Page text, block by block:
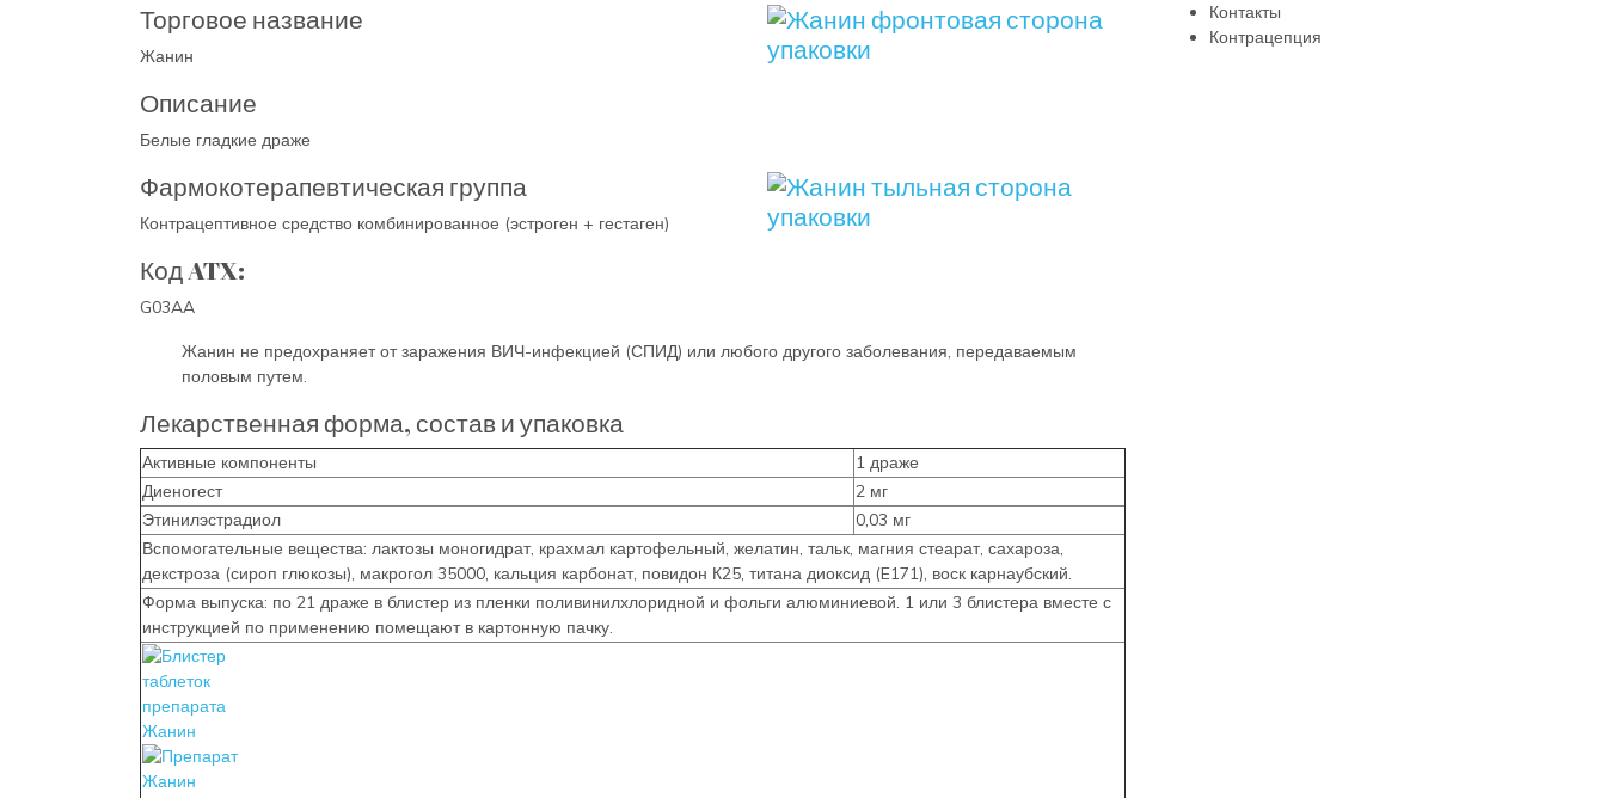
Торговое название
Жанин
Описание
Белые гладкие драже
Фармокотерапевтическая группа
Контрацептивное средство комбинированное (эстроген + гестаген)
Код ATX:
G03AA
Жанин не предохраняет от заражения ВИЧ-инфекцией (СПИД) или любого другого заболевания, передаваемым
половым путем.
Лекарственная форма, состав и упаковка
Активные компоненты
1 драже
Диеногест
2 мг
Этинилэстрадиол
0,03 мг
Вспомогательные вещества: лактозы моногидрат, крахмал картофельный, желатин, тальк, магния стеарат, сахароза,
декстроза (сироп глюкозы), макрогол 35000, кальция карбонат, повидон К25, титана диоксид (E171), воск карнаубский.
Форма выпуска: по 21 драже в блистер из пленки поливинилхлоридной и фольги алюминиевой. 1 или 3 блистера вместе с
инструкцией по применению помещают в картонную пачку.
Контакты
Контрацепция